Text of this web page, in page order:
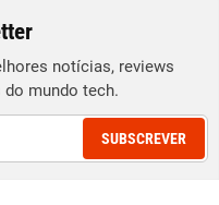
notícias, reviews
mundo tech.
SUBSCREVER